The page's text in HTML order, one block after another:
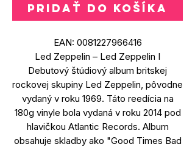
Pridať do košíka
EAN: 0081227966416
Led Zeppelin – Led Zeppelin I
Debutový štúdiový album britskej
rockovej skupiny Led Zeppelin, pôvodne
vydaný v roku 1969. Táto reedícia na
180g vinyle bola vydaná v roku 2014 pod
hlavičkou Atlantic Records. Album
obsahuje skladby ako "Good Times Bad